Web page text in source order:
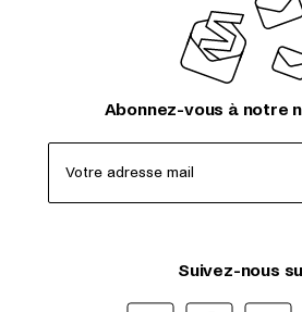
Abonnez-vous à notre
Votre adresse mail
Suivez-nous